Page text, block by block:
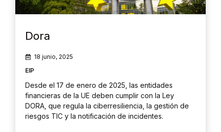
Dora
18 junio, 2025
EIP
Desde el 17 de enero de 2025, las entidades
financieras de la UE deben cumplir con la Ley
DORA, que regula la ciberresiliencia, la gestión de
riesgos TIC y la notificación de incidentes.